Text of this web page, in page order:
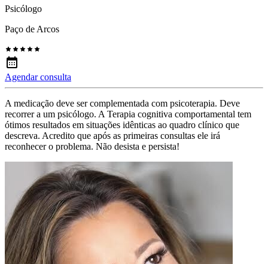
Psicólogo
Paço de Arcos
Agendar consulta
A medicação deve ser complementada com psicoterapia. Deve
recorrer a um psicólogo. A Terapia cognitiva comportamental tem
ótimos resultados em situações idênticas ao quadro clínico que
descreva. Acredito que após as primeiras consultas ele irá
reconhecer o problema. Não desista e persista!